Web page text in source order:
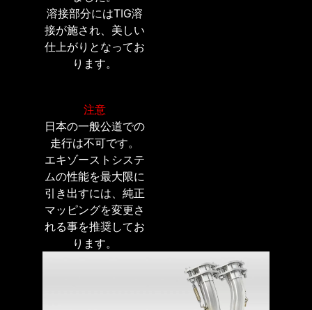
溶接部分にはTIG溶
接が施され、美しい
仕上がりとなってお
ります。
注意
日本の一般公道での
走行は不可です。
エキゾーストシステ
ムの性能を最大限に
引き出すには、純正
マッピングを変更さ
れる事を推奨してお
ります。